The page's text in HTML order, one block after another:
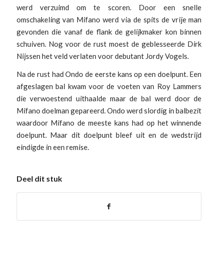
werd verzuimd om te scoren. Door een snelle
omschakeling van Mifano werd via de spits de vrije man
gevonden die vanaf de flank de gelijkmaker kon binnen
schuiven. Nog voor de rust moest de geblesseerde Dirk
Nijssen het veld verlaten voor debutant Jordy Vogels.
Na de rust had Ondo de eerste kans op een doelpunt. Een
afgeslagen bal kwam voor de voeten van Roy Lammers
die verwoestend uithaalde maar de bal werd door de
Mifano doelman gepareerd. Ondo werd slordig in balbezit
waardoor Mifano de meeste kans had op het winnende
doelpunt. Maar dit doelpunt bleef uit en de wedstrijd
eindigde in een remise.
Deel dit stuk